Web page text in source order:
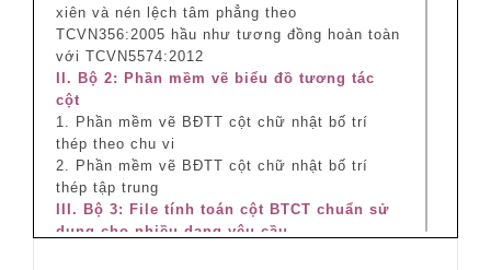
xiên và nén lệch tâm phẳng theo
TCVN356:2005 hầu như tương đồng hoàn toàn
với TCVN5574:2012
II. Bộ 2: Phần mềm vẽ biểu đồ tương tác
cột
1. Phần mềm vẽ BĐTT cột chữ nhật bố trí
thép theo chu vi
2. Phần mềm vẽ BĐTT cột chữ nhật bố trí
thép tập trung
III. Bộ 3: File tính toán cột BTCT chuẩn sử
dụng cho nhiều dạng yêu cầu